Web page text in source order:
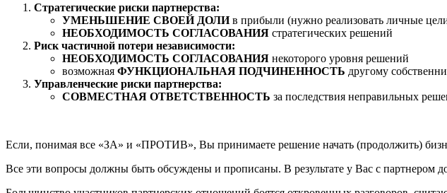
Стратегические риски партнерства:
УМЕНЬШЕНИЕ СВОЕЙ ДОЛИв прибыли (нужно реализовать личные
НЕОБХОДИМОСТЬ СОГЛАСОВАНИЯ стратегических решений
Риск частичной потери независимости:
НЕОБХОДИМОСТЬ СОГЛАСОВАНИЯ некоторого уровня решений
возможная ФУНКЦИОНАЛЬНАЯ ПОДЧИНЕННОСТЬ другому
Управленческие риски партнерства:
СОВМЕСТНАЯ ОТВЕТСТВЕННОСТЬ за последствия неправильных
Если, понимая все «ЗА» и «ПРОТИВ», Вы принимаете решение начать (продолжить)
Все эти вопросы должны быть обсуждены и прописаны. В результате у Вас с партнером